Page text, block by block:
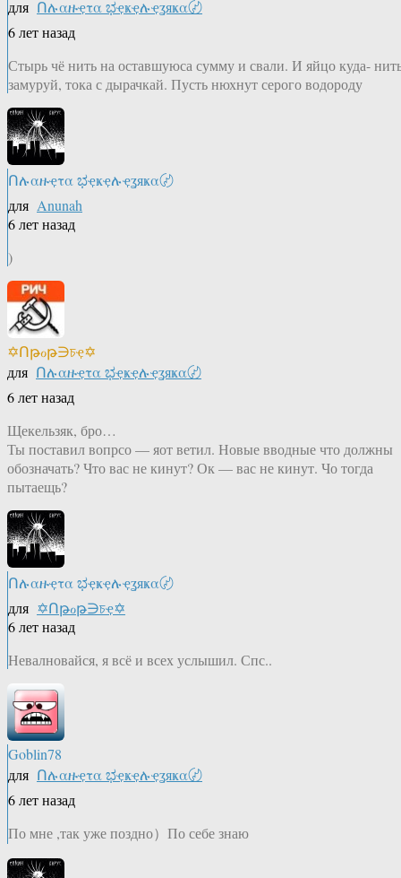
для Ոሉαዙҿτα ಭҿҝҿሉҿʓяҝα〄
6 лет назад
Стырь чё нить на оставшуюса сумму и свали. И яйцо куда-
замуруй, тока с дырачкай. Пусть нюхнут серого водороду
Ոሉαዙҿτα ಭҿҝҿሉҿʓяҝα〄
для Anunah
6 лет назад
)
✡Ոթℴթ∋চҿ✡
для Ոሉαዙҿτα ಭҿҝҿሉҿʓяҝα〄
6 лет назад
Щекельзяк, бро…
Ты поставил вопрсо — яот ветил. Новые вводные что должны
обозначать? Что вас не кинут? Ок — вас не кинут. Чо тогда
пытаещь?
Ոሉαዙҿτα ಭҿҝҿሉҿʓяҝα〄
для ✡Ոթℴթ∋চҿ✡
6 лет назад
Невалновайся, я всё и всех услышил. Спс..
Goblin78
для Ոሉαዙҿτα ಭҿҝҿሉҿʓяҝα〄
6 лет назад
По мне ,так уже поздно）По себе знаю